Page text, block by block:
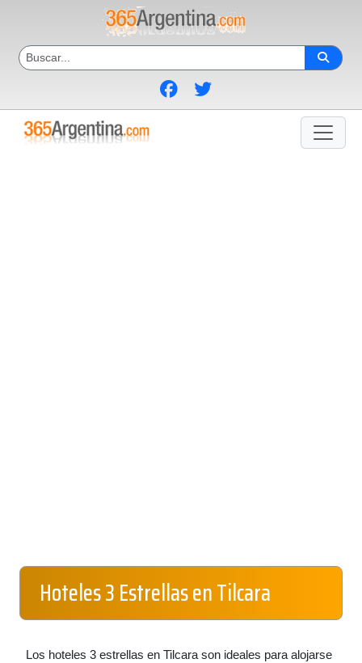
Hoteles 3 Estrellas en Tilcara
Los hoteles 3 estrellas en Tilcara son ideales para alojarse